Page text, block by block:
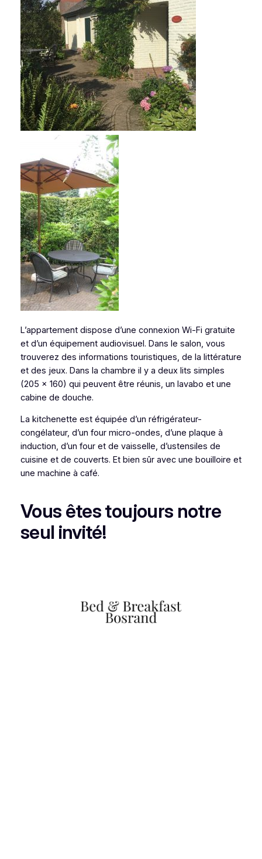
L’appartement dispose d’une connexion Wi-Fi gratuite
et d’un équipement audiovisuel. Dans le salon, vous
trouverez des informations touristiques, de la littérature
et des jeux. Dans la chambre il y a deux lits simples
(205 x 160) qui peuvent être réunis, un lavabo et une
cabine de douche.
La kitchenette est équipée d’un réfrigérateur-
congélateur, d’un four micro-ondes, d’une plaque à
induction, d’un four et de vaisselle, d’ustensiles de
cuisine et de couverts. Et bien sûr avec une bouilloire et
une machine à café.
Vous êtes toujours notre
seul invité!